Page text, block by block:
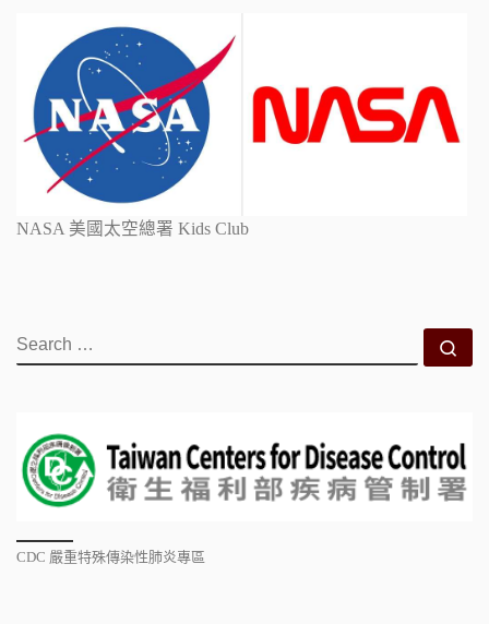
NASA 美國太空總署 Kids Club
SEARCH
CDC 嚴重特殊傳染性肺炎專區